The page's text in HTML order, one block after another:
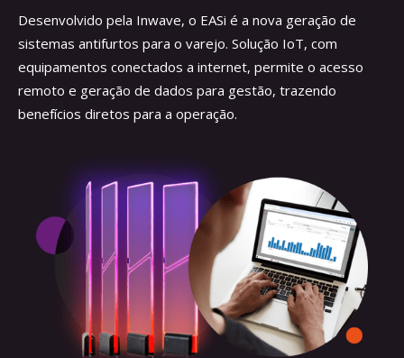
Desenvolvido pela Inwave, o EASi é a nova geração de
sistemas antifurtos para o varejo. Solução IoT, com
equipamentos conectados a internet, permite o acesso
remoto e geração de dados para gestão, trazendo
benefícios diretos para a operação.